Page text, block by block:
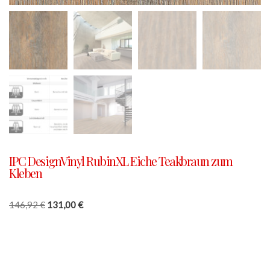
IPC DesignVinyl RubinXL Eiche Teakbraun zum
Kleben
146,92€ 131,00€